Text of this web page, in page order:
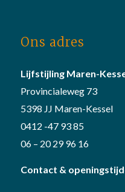
Ons adres
Lijfstijling Maren-
Provincialeweg 73
5398 JJ Maren-Kessel
0412 -47 93 85
06 – 20 29 96 16
Contact &